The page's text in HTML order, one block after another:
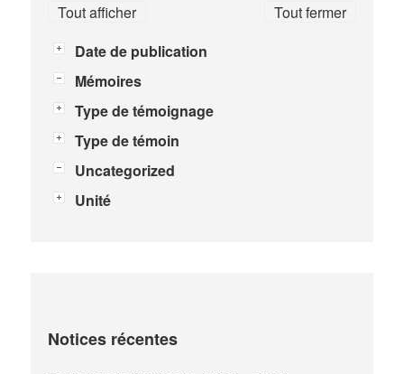
Tout fermer
Tout afficher
Date de publication
Mémoires
Type de témoignage
Type de témoin
Uncategorized
Unité
Notices récentes